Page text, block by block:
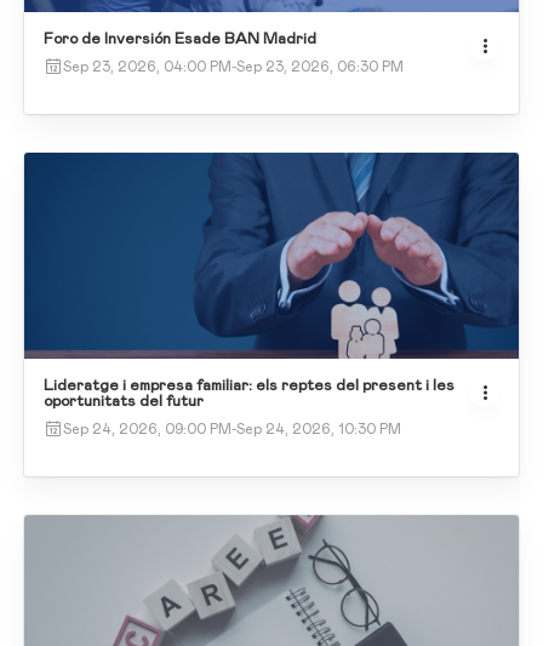
Foro de Inversión Esade BAN Madrid
Sep 23, 2026, 04:00 PM-Sep 23, 2026, 06:30 PM
Lideratge i empresa familiar: els reptes del present i les
oportunitats del futur
Sep 24, 2026, 09:00 PM-Sep 24, 2026, 10:30 PM